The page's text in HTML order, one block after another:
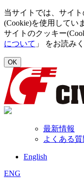
当サイトでは、サイ
(Cookie)を使用してい
サイトのクッキー
について 」 をお読み
OK
最新情報
よくある質
English
ENG